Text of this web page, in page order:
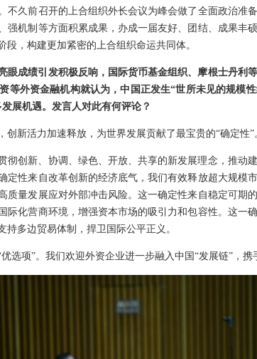
不久前召开的上合组织外长会议为峰会做了全面政治准
强机制等方面积累成果，办成一届友好、团结、成果丰
，构建更加紧密的上合组织命运共同体。
眼成绩引发积极反响，国际货币基金组织、摩根士丹利
等外资金融机构就认为，中国正发生“世所未见的规模
展机遇。发言人对此有何评论？
新活力加速释放，为世界发展贡献了最宝贵的“确定性”
彻创新、协调、绿色、开放、共享的新发展理念，推动
定性来自改革创新的经济底气，我们有效释放超大规模
质量发展应对外部冲击风险。这一确定性来自稳定可期
际化营商环境，增强资本市场的吸引力和包容性。这一
多边贸易体制，捍卫国际公平正义。
选项”。我们欢迎外资企业进一步融入中国“发展链”，携